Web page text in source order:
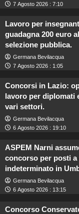
7 Agosto 2026 : 7:10
Lavoro per
guadagna 200 euro
selezione pubblica.
Germana Bevilacqua
7 Agosto 2026 : 1:05
Concorsi in Lazio:
lavoro per diplomati
vari settori.
Germana Bevilacqua
6 Agosto 2026 : 19:10
ASPEM Narni
concorso per posti a
indeterminato in
Germana Bevilacqua
6 Agosto 2026 : 13:15
Concorso